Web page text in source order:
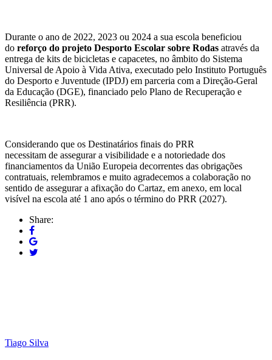
Durante o ano de 2022, 2023 ou 2024 a sua escola beneficiou
do reforço do projeto Desporto Escolar sobre Rodas através da
entrega de kits de bicicletas e capacetes, no âmbito do Sistema
Universal de Apoio à Vida Ativa, executado pelo Instituto Português
do Desporto e Juventude (IPDJ) em parceria com a Direção-Geral
da Educação (DGE), financiado pelo Plano de Recuperação e
Resiliência (PRR).
Considerando que os Destinatários finais do PRR
necessitam de assegurar a visibilidade e a notoriedade dos
financiamentos da União Europeia decorrentes das obrigações
contratuais, relembramos e muito agradecemos a colaboração no
sentido de assegurar a afixação do Cartaz, em anexo, em local
visível na escola até 1 ano após o término do PRR (2027).
Share:
Tiago Silva